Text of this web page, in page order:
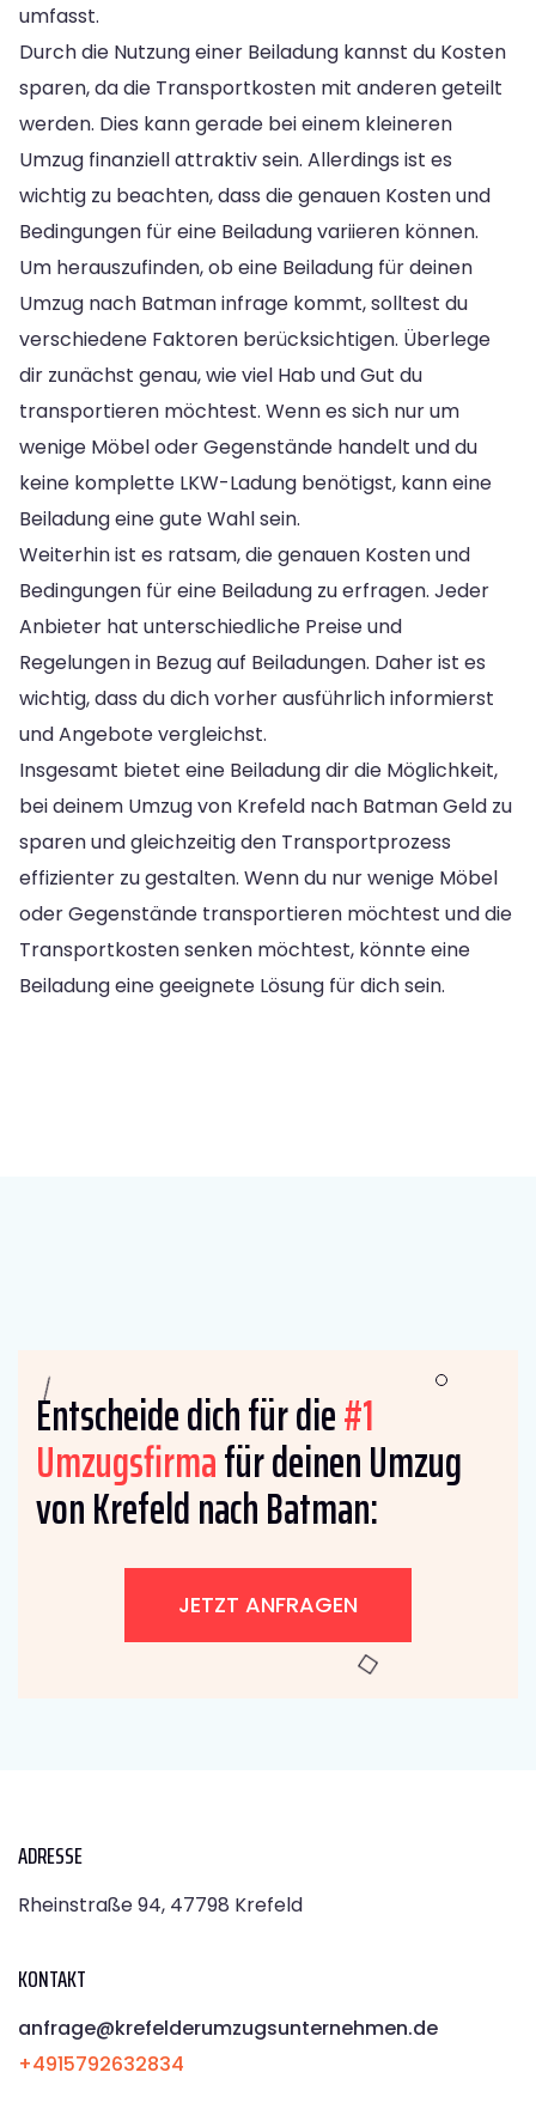
umfasst.
Durch die Nutzung einer Beiladung kannst du Kosten
sparen, da die Transportkosten mit anderen geteilt
werden. Dies kann gerade bei einem kleineren
Umzug finanziell attraktiv sein. Allerdings ist es
wichtig zu beachten, dass die genauen Kosten und
Bedingungen für eine Beiladung variieren können.
Um herauszufinden, ob eine Beiladung für deinen
Umzug nach Batman infrage kommt, solltest du
verschiedene Faktoren berücksichtigen. Überlege
dir zunächst genau, wie viel Hab und Gut du
transportieren möchtest. Wenn es sich nur um
wenige Möbel oder Gegenstände handelt und du
keine komplette LKW-Ladung benötigst, kann eine
Beiladung eine gute Wahl sein.
Weiterhin ist es ratsam, die genauen Kosten und
Bedingungen für eine Beiladung zu erfragen. Jeder
Anbieter hat unterschiedliche Preise und
Regelungen in Bezug auf Beiladungen. Daher ist es
wichtig, dass du dich vorher ausführlich informierst
und Angebote vergleichst.
Insgesamt bietet eine Beiladung dir die Möglichkeit,
bei deinem Umzug von Krefeld nach Batman Geld zu
sparen und gleichzeitig den Transportprozess
effizienter zu gestalten. Wenn du nur wenige Möbel
oder Gegenstände transportieren möchtest und die
Transportkosten senken möchtest, könnte eine
Beiladung eine geeignete Lösung für dich sein.
Entscheide dich für die#1
Umzugsfirmafür deinen Umzug
von Krefeld nach Batman:
JETZT ANFRAGEN
ADRESSE
Rheinstraße 94, 47798 Krefeld
KONTAKT
anfrage@krefelderumzugsunternehmen.de
+4915792632834